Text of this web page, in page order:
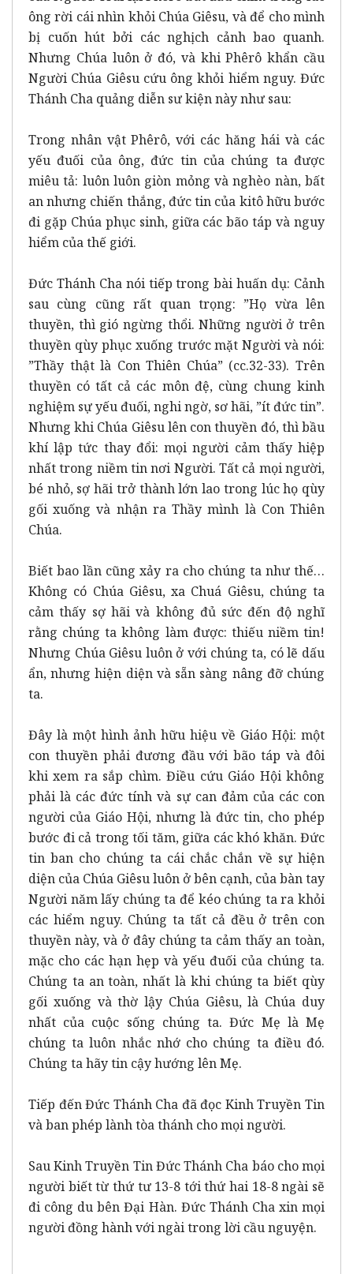
ông rời cái nhìn khỏi Chúa Giêsu, và để cho mình
bị cuốn hút bởi các nghịch cảnh bao quanh.
Nhưng Chúa luôn ở đó, và khi Phêrô khẩn cầu
Người Chúa Giêsu cứu ông khỏi hiểm nguy. Đức
Thánh Cha quảng diễn sư kiện này như sau:
Trong nhân vật Phêrô, với các hăng hái và các
yếu đuối của ông, đức tin của chúng ta được
miêu tả: luôn luôn giòn mỏng và nghèo nàn, bất
an nhưng chiến thắng, đức tin của kitô hữu bước
đi gặp Chúa phục sinh, giữa các bão táp và nguy
hiểm của thế giới.
Đức Thánh Cha nói tiếp trong bài huấn dụ: Cảnh
sau cùng cũng rất quan trọng: ”Họ vừa lên
thuyền, thì gió ngừng thổi. Những người ở trên
thuyền qùy phục xuống trước mặt Người và nói:
”Thầy thật là Con Thiên Chúa” (cc.32-33). Trên
thuyền có tất cả các môn đệ, cùng chung kinh
nghiệm sự yếu đuối, nghi ngờ, sơ hãi, ”ít đức tin”.
Nhưng khi Chúa Giêsu lên con thuyền đó, thì bầu
khí lập tức thay đổi: mọi người cảm thấy hiệp
nhất trong niềm tin nơi Người. Tất cả mọi người,
bé nhỏ, sợ hãi trở thành lớn lao trong lúc họ qùy
gối xuống và nhận ra Thầy mình là Con Thiên
Chúa.
Biết bao lần cũng xảy ra cho chúng ta như thế…
Không có Chúa Giêsu, xa Chuá Giêsu, chúng ta
cảm thấy sợ hãi và không đủ sức đến độ nghĩ
rằng chúng ta không làm được: thiếu niềm tin!
Nhưng Chúa Giêsu luôn ở với chúng ta, có lẽ dấu
ẩn, nhưng hiện diện và sẵn sàng nâng đỡ chúng
ta.
Đây là một hình ảnh hữu hiệu về Giáo Hội: một
con thuyền phải đương đầu với bão táp và đôi
khi xem ra sắp chìm. Điều cứu Giáo Hội không
phải là các đức tính và sự can đảm của các con
người của Giáo Hội, nhưng là đức tin, cho phép
bước đi cả trong tối tăm, giữa các khó khăn. Đức
tin ban cho chúng ta cái chắc chắn về sự hiện
diện của Chúa Giêsu luôn ở bên cạnh, của bàn tay
Người năm lấy chúng ta để kéo chúng ta ra khỏi
các hiểm nguy. Chúng ta tất cả đều ở trên con
thuyền này, và ở đây chúng ta cảm thấy an toàn,
mặc cho các hạn hẹp và yếu đuối của chúng ta.
Chúng ta an toàn, nhất là khi chúng ta biết qùy
gối xuống và thờ lậy Chúa Giêsu, là Chúa duy
nhất của cuộc sống chúng ta. Đức Mẹ là Mẹ
chúng ta luôn nhắc nhớ cho chúng ta điều đó.
Chúng ta hãy tin cậy hướng lên Mẹ.
Tiếp đến Đức Thánh Cha đã đọc Kinh Truyền Tin
và ban phép lành tòa thánh cho mọi người.
Sau Kinh Truyền Tin Đức Thánh Cha báo cho mọi
người biết từ thứ tư 13-8 tới thứ hai 18-8 ngài sẽ
đi công du bên Đại Hàn. Đức Thánh Cha xin mọi
người đồng hành với ngài trong lời cầu nguyện.